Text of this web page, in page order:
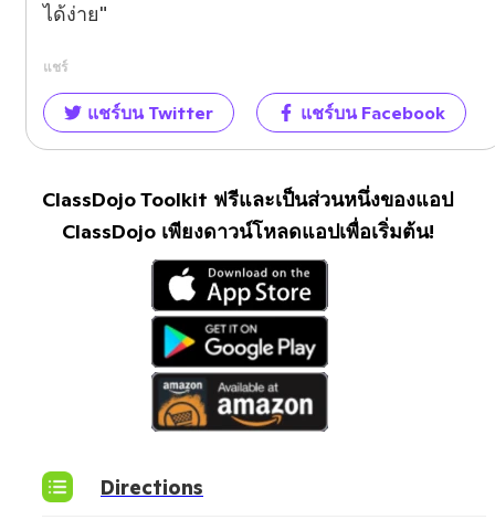
Directions
ได้ง่าย"
แชร์
แชร์บน Twitter แชร์บน Facebook
ClassDojo Toolkit ฟรีและเป็นส่วนหนึ่งของแอป
ClassDojo เพียงดาวน์โหลดแอปเพื่อเริ่มต้น!